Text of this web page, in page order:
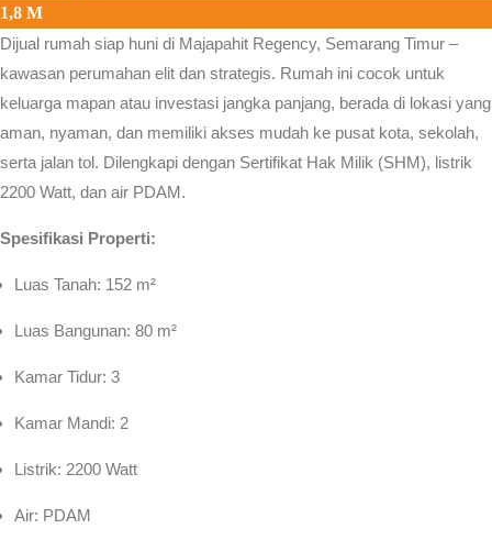
1,8 M
Dijual rumah siap huni di Majapahit Regency, Semarang Timur –
kawasan perumahan elit dan strategis. Rumah ini cocok untuk
keluarga mapan atau investasi jangka panjang, berada di lokasi yang
aman, nyaman, dan memiliki akses mudah ke pusat kota, sekolah,
serta jalan tol. Dilengkapi dengan Sertifikat Hak Milik (SHM), listrik
2200 Watt, dan air PDAM.
Spesifikasi Properti:
Luas Tanah: 152 m²
Luas Bangunan: 80 m²
Kamar Tidur: 3
Kamar Mandi: 2
Listrik: 2200 Watt
Air: PDAM